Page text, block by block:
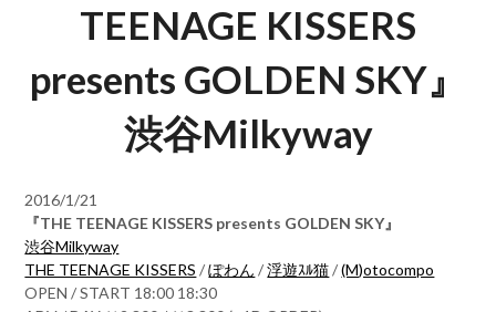
TEENAGE KISSERS
presents GOLDEN SKY』
渋谷Milkyway
2016/1/21
『THE TEENAGE KISSERS presents GOLDEN SKY』
渋谷Milkyway
THE TEENAGE KISSERS /ぽわん /浮遊ｽﾙ猫/(M)otocompo
OPEN / START 18:00 18:30